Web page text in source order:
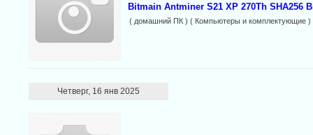
Bitmain Antminer S21 XP 270Th SHA256
( домашний ПК ) ( Компьютеры и комплектующие )
Четверг, 16 янв 2025